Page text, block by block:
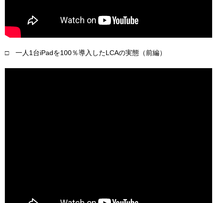
□ 一人1台iPadを100％導入したLCAの実態（前編）